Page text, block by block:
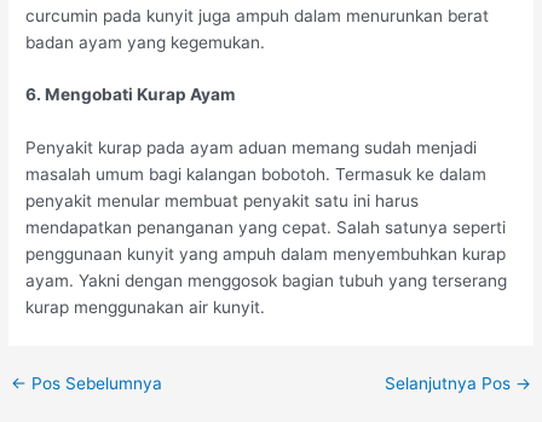
curcumin pada kunyit juga ampuh dalam menurunkan berat
badan ayam yang kegemukan.
6. Mengobati Kurap Ayam
Penyakit kurap pada ayam aduan memang sudah menjadi
masalah umum bagi kalangan bobotoh. Termasuk ke dalam
penyakit menular membuat penyakit satu ini harus
mendapatkan penanganan yang cepat. Salah satunya seperti
penggunaan kunyit yang ampuh dalam menyembuhkan kurap
ayam. Yakni dengan menggosok bagian tubuh yang terserang
kurap menggunakan air kunyit.
Post
← Pos Sebelumnya Selanjutnya Pos →